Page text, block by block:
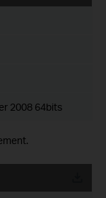
2008 64bits